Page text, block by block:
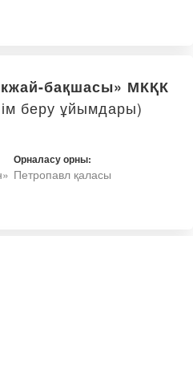
бақшасы» МКҚК
беру ұйымдары)
Орналасу орны:
Петропавл қаласы